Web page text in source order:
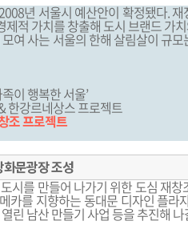
년 서울시 예산안이 확정됐다.
제적 가치를 창출해 도시 브랜드 가
여 사는 서울의 한해 살림살이 규
이 행복한 서울’
한강르네상스 프로젝트
조 프로젝트
화문광장 조성
시를 만들어 나가기 위한 도심 재
카를 지향하는 동대문 디자인 플라
린 남산 만들기 사업 등을 추진해